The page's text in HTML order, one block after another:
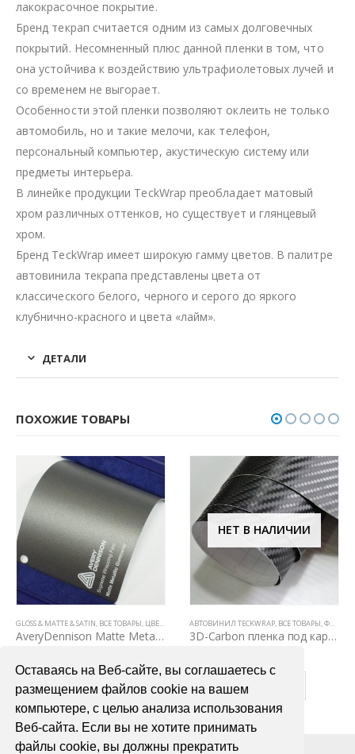
Оставаясь на Веб-сайте, вы соглашаетесь с
размещением файлов cookie на вашем
компьютере, с целью анализа использования
Веб-сайта. Если вы не хотите принимать
файлы cookie, вы должны прекратить
лакокрасочное покрытие.
Бренд текрап считается одним из самых долговечных
покрытий. Несомненный плюс данной пленки в том, что
она устойчива к воздействию ультрафиолетовых лучей и
со временем не выгорает.
Особенности этой пленки позволяют оклеить не только
автомобиль, но и такие мелочи, как телефон,
персональный компьютер, акустическую систему или
предметы интерьера.
В линейке продукции TeckWrap преобладает матовый
хром различных оттенков, но существует и глянцевый
хром.
Бренд TeckWrap имеет широкую гамму цветов. В палитре
автовинила текрапа представлены цвета от
классического белого, черного и серого до яркого
клубнично-красного и цвета «лайм».
ДЕТАЛИ
ПОХОЖИЕ ТОВАРЫ
,АВТОВИНИЛ TECKWRAP,ВСЕ ТОВАРЫ ЦВЕТНЫЕ ВИНИЛОВЫЕ ПЛЕНКИ
GLOSS & MATTE & SATIN ВСЕ ТОВАРЫ ЦВЕТНЫЕ ВИНИЛОВЫЕ ПЛЕНКИ
AveryDennison Matte Metallic Gunmetal
В КОРЗИНУ
НЕТ В НАЛИЧИИ
АВТОВИНИЛ TECKWRAP ВСЕ ТОВАРЫ ФАКТУРНЫЕ ПЛЕНКИ (КАРБОН, КАМУФЛЯЖ, ЦАРАПАННЫЙ МЕТАЛЛ)
3D-Carbon пленка под карбон
ПОДРОБНЕЕ